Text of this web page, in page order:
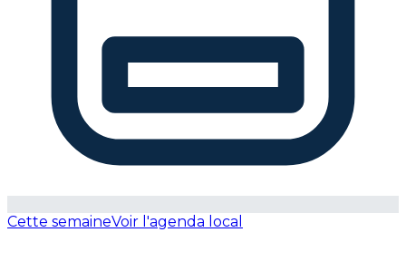
Cette semaineVoir l'agenda local